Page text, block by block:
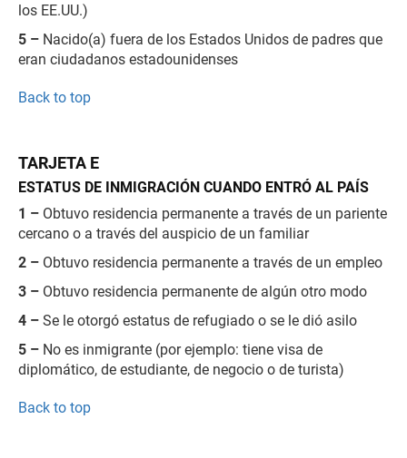
los EE.UU.)
5 – Nacido(a) fuera de los Estados Unidos de padres que
eran ciudadanos estadounidenses
Back to top
TARJETA E
ESTATUS DE INMIGRACIÓN CUANDO ENTRÓ AL PAÍS
1 – Obtuvo residencia permanente a través de un pariente
cercano o a través del auspicio de un familiar
2 – Obtuvo residencia permanente a través de un empleo
3 – Obtuvo residencia permanente de algún otro modo
4 – Se le otorgó estatus de refugiado o se le dió asilo
5 – No es inmigrante (por ejemplo: tiene visa de
diplomático, de estudiante, de negocio o de turista)
Back to top